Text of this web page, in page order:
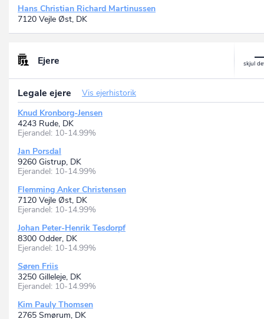
Hans Christian Richard Martinussen
7120 Vejle Øst, DK
Ejere
Legale ejere
Vis ejerhistorik
Knud Kronborg-Jensen
4243 Rude, DK
Ejerandel: 10-14.99%
Jan Porsdal
9260 Gistrup, DK
Ejerandel: 10-14.99%
Flemming Anker Christensen
7120 Vejle Øst, DK
Ejerandel: 10-14.99%
Johan Peter-Henrik Tesdorpf
8300 Odder, DK
Ejerandel: 10-14.99%
Søren Friis
3250 Gilleleje, DK
Ejerandel: 10-14.99%
Kim Pauly Thomsen
2765 Smørum, DK